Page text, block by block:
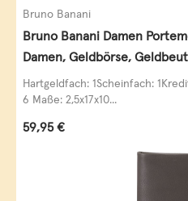
Bruno Banani
Bruno Banani Damen
Damen, Geldbörse,
Leder
Hartgeldfach: 1Scheinfach:
6 Maße: 2,5x17x10...
Regulärer Preis:
59,95 €